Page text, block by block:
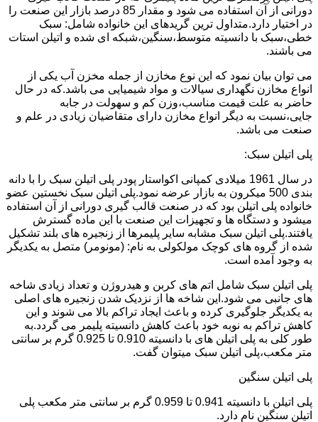
دورانی از آن استفاده می شود و مقدار 85 درصد بازار این صنعت را
در اختیار دارد.متداول ترین گریدهای این خانواده شامل: سبک
خطی،سبک با دانسیته متوسط،سنگین،شبکه ای شده و اتیلن استات
می باشند.
می توان بیان نمود که این نوع مخازن از جمله مخزن آب یکی از
انواع مخازن نگهداری سیالات و مواد شیمیایی می باشد.که در حال
حاضر به علت قیمت مناسب،وزن کم و سهولت در جابه
جایی،نسبت به دیگر انواع مخازن دارای متقاضیان زیادی در علم و
صنعت می باشد.
پلی اتیلن سبک:
در سال 1961 میلادی کمپانی اکواستار پودر پلی اتیلن سبک را با دانه
بندی 500 میکرون به بازار عرضه نمود.پلی اتیلن سبک نخستین عضو
خانواده پلی اتیلن بود که در صنعت قالب گیری دورانی از آن استفاده
میشود و دستگاه ها و تجهیزات این صنعت با این ماده گسترش
یافتند.پلی اتیلن سبک مشابه سایر پلیمرها از زنجیره های بلند تشکیل
شده از گروه های کوچک مولکولی به نام: (مونومر) متصل به یکدیگر
به وجود آمده است.
پلی اتیلن سبک شامل اتم های کربن و هیدروژن و تعداد زیادی شاخه
های جانبی می شود.این شاخه ها از نزدیک شدن زنجیره های اصلی
به یکدیگر جلوگیری کرده و باعث ایجاد تراکم بالا می شوند و این
کاهش تراکم به نوبه خود باعث کاهش دانسیته پلیمر می گردد.به
طور کلی به پلی اتیلن های با دانسیته 0.910 تا 0.925 گرم بر سانتی
متر مکعب،پلی اتیلن سبک میتوان گفت.
پلی اتیلن سنگین
پلی اتیلن با دانسیته 0.941 تا 0.959 گرم بر سانتی متر مکعب پلی
اتیلن سنگین نام دارد.